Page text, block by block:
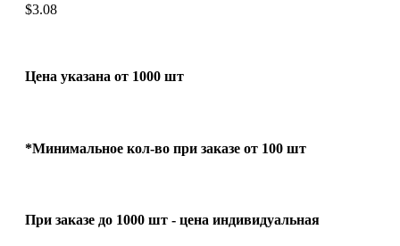
$3.08
Цена указана от 1000 шт
*Минимальное кол-во при заказе от 100 шт
При заказе до 1000 шт - цена индивидуальная